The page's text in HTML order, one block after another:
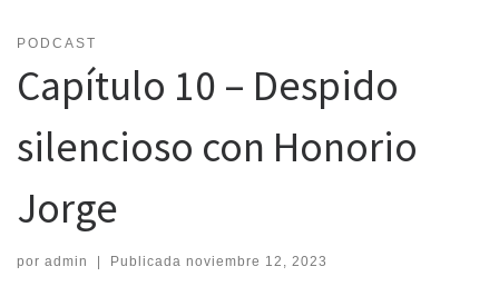
PODCAST
Capítulo 10 – Despido
silencioso con Honorio
Jorge
por admin | Publicada noviembre 12, 2023